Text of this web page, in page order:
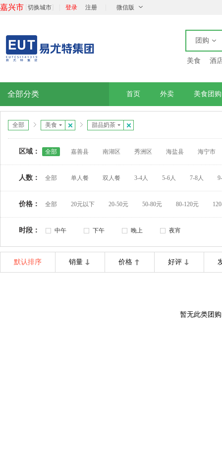
嘉兴市 切换城市 登录 注册 微信版
团购
美食 酒
全部分类 首页 外卖 美食团购
全部 美食 甜品奶茶
区域： 全部 嘉善县 南湖区 秀洲区 海盐县 海宁市
人数： 全部 单人餐 双人餐 3-4人 5-6人 7-8人
价格： 全部 20元以下 20-50元 50-80元 80-120元
时段： 中午 下午 晚上 夜宵
默认排序 销量 价格 好评
暂无此类团